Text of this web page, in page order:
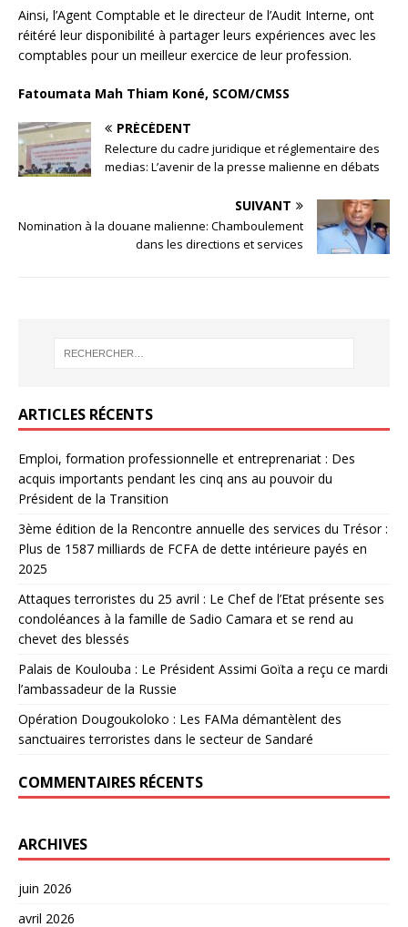
Ainsi, l’Agent Comptable et le directeur de l’Audit Interne, ont
réitéré leur disponibilité à partager leurs expériences avec les
comptables pour un meilleur exercice de leur profession.
Fatoumata Mah Thiam Koné, SCOM/CMSS
PRÉCÉDENT
Relecture du cadre juridique et réglementaire des
medias: L’avenir de la presse malienne en débats
SUIVANT
Nomination à la douane malienne: Chamboulement
dans les directions et services
ARTICLES RÉCENTS
Emploi, formation professionnelle et entreprenariat : Des
acquis importants pendant les cinq ans au pouvoir du
Président de la Transition
3ème édition de la Rencontre annuelle des services du Trésor :
Plus de 1587 milliards de FCFA de dette intérieure payés en
2025
Attaques terroristes du 25 avril : Le Chef de l’Etat présente ses
condoléances à la famille de Sadio Camara et se rend au
chevet des blessés
Palais de Koulouba : Le Président Assimi Goïta a reçu ce mardi
l’ambassadeur de la Russie
Opération Dougoukoloko : Les FAMa démantèlent des
sanctuaires terroristes dans le secteur de Sandaré
COMMENTAIRES RÉCENTS
ARCHIVES
juin 2026
avril 2026